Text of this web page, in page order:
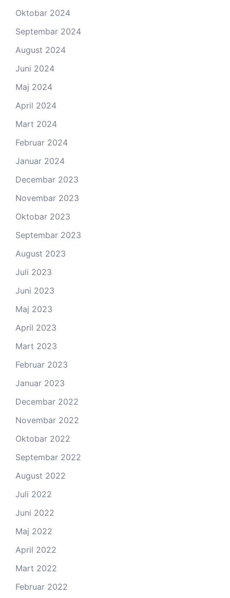
Oktobar 2024
Septembar 2024
August 2024
Juni 2024
Maj 2024
April 2024
Mart 2024
Februar 2024
Januar 2024
Decembar 2023
Novembar 2023
Oktobar 2023
Septembar 2023
August 2023
Juli 2023
Juni 2023
Maj 2023
April 2023
Mart 2023
Februar 2023
Januar 2023
Decembar 2022
Novembar 2022
Oktobar 2022
Septembar 2022
August 2022
Juli 2022
Juni 2022
Maj 2022
April 2022
Mart 2022
Februar 2022